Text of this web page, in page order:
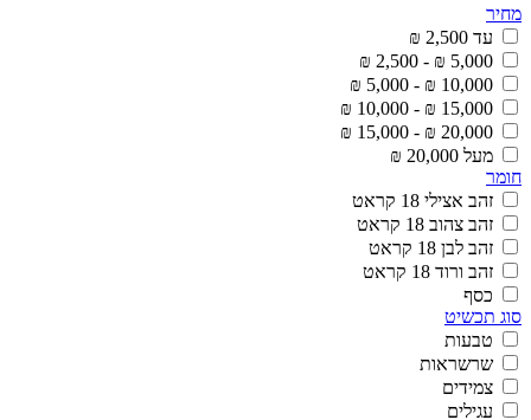
מחיר
עד 2,500 ₪
5,000 ₪ - 2,500 ₪
10,000 ₪ - 5,000 ₪
15,000 ₪ - 10,000 ₪
20,000 ₪ - 15,000 ₪
מעל 20,000 ₪
חומר
זהב אצילי 18 קראט
זהב צהוב 18 קראט
זהב לבן 18 קראט
זהב ורוד 18 קראט
כסף
סוג תכשיט
טבעות
שרשראות
צמידים
עגילים